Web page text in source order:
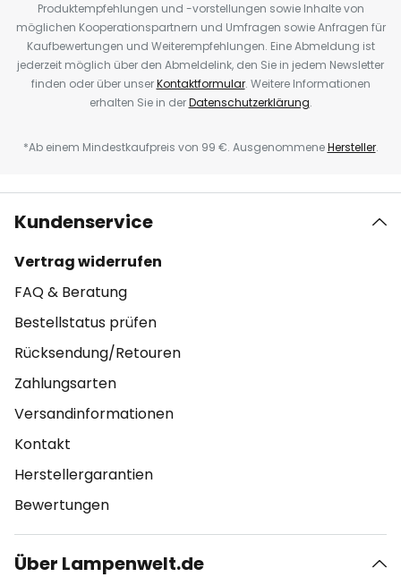
Produktempfehlungen und -vorstellungen sowie Inhalte von
möglichen Kooperationspartnern und Umfragen sowie Anfragen für
Kaufbewertungen und Weiterempfehlungen. Eine Abmeldung ist
jederzeit möglich über den Abmeldelink, den Sie in jedem Newsletter
finden oder über unserKontaktformular. Weitere Informationen
erhalten Sie in derDatenschutzerklärung.
*Ab einem Mindestkaufpreis von 99 €. AusgenommeneHersteller.
Kundenservice
Vertrag widerrufen
FAQ & Beratung
Bestellstatus prüfen
Rücksendung/Retouren
Zahlungsarten
Versandinformationen
Kontakt
Herstellergarantien
Bewertungen
Über Lampenwelt.de